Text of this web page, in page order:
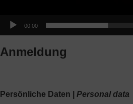
00:00
Anmeldung
Persönliche Daten | Personal data